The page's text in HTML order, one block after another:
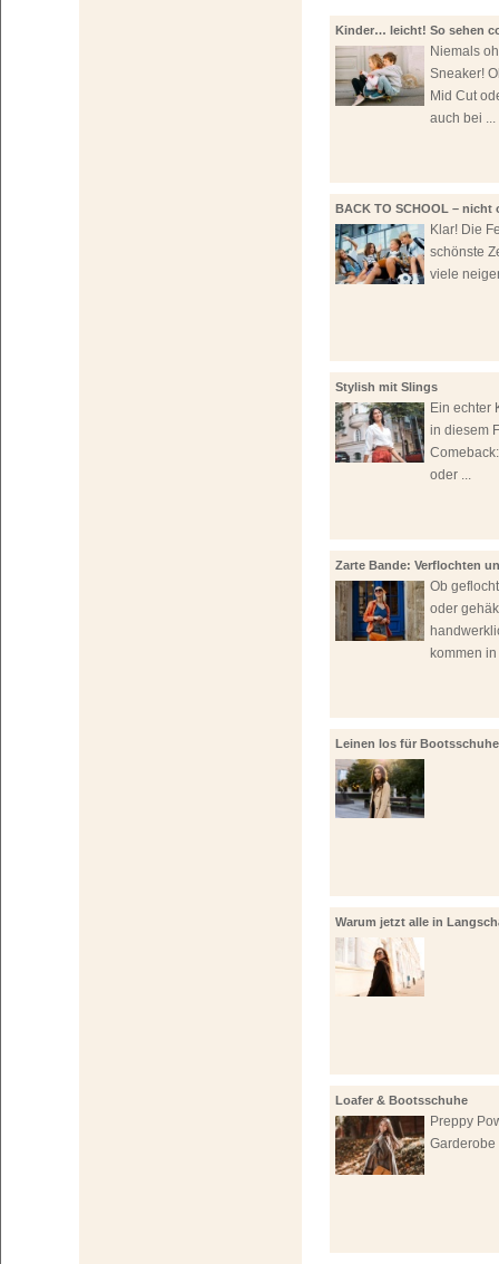
Kinder… leicht! So sehen
aus!
Niemals
Sneaker!
Mid Cut
auch bei ...
BACK TO SCHOOL – nicht
Sneaker!
Klar! Die
schönste
viele
Stylish mit Slings
Ein echter
in diesem
oder ...
Zarte Bande: Verflochten
Ob
oder
kommen
Leinen los für
Warum jetzt alle in
investieren!
Loafer & Bootsschuhe
Preppy
Garderobe